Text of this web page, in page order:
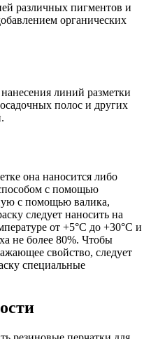
различных пигментов и
органических
линий разметки
полос и других
она наносится либо
с помощью
с помощью валика,
следует наносить на
от +5°С до +30°С и
не более 80%. Чтобы
свойство, следует
специальные